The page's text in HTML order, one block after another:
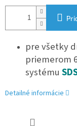
pre všetky
priemerom
systému
Detailné informácie